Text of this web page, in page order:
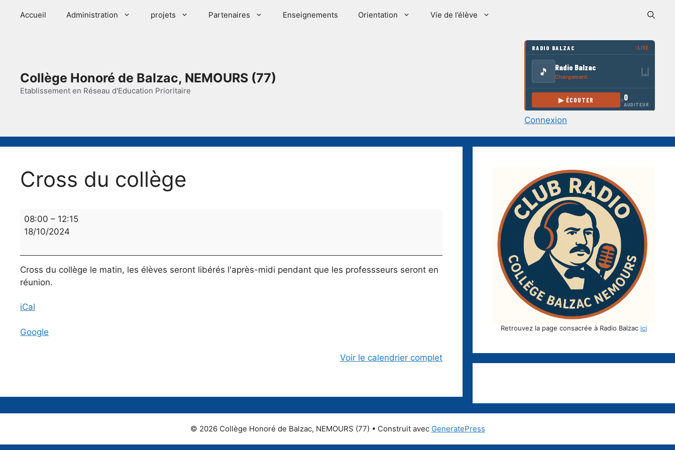
Accueil Administration projets Partenaires Enseignements Orientation Vie de l’élève
Collège Honoré de Balzac, NEMOURS (77)
Etablissement en Réseau d'Education Prioritaire
Connexion
Cross du collège
Cross
du
08:00 – 12:15
18/10/2024
Cross du collège le matin, les élèves seront libérés l'après-midi pendant que les professseurs seront en
réunion.
iCal
Google
Voir le calendrier complet
Retrouvez la page consacrée à Radio Balzac ici
© 2026 Collège Honoré de Balzac, NEMOURS (77) • Construit avec GeneratePress